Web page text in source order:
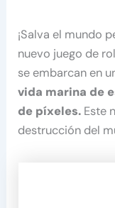
¡Salva el mundo
nuevo juego de
se embarcan en
vida marina de
de píxeles. Este
destrucción del